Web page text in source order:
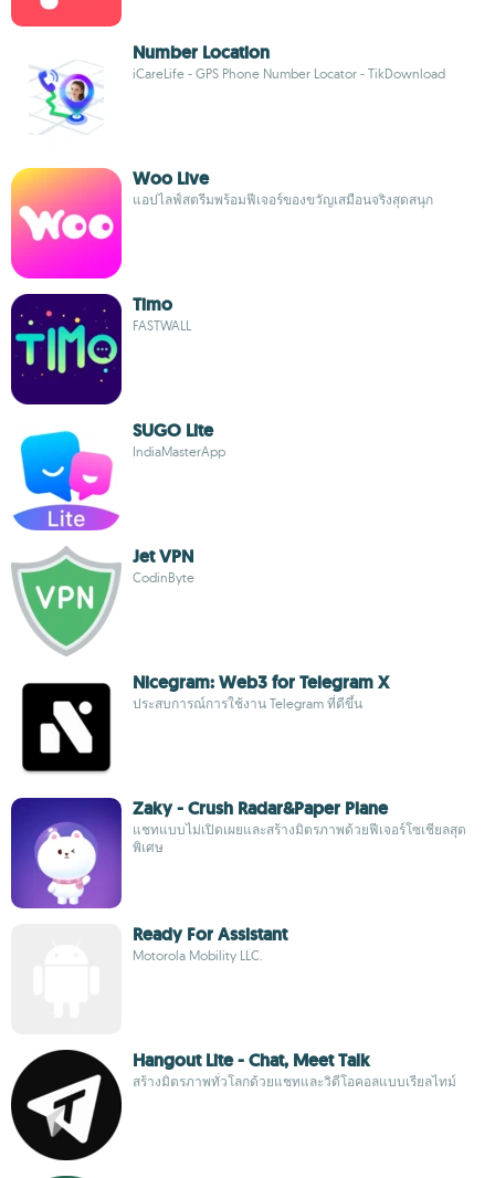
Number Location
iCareLife - GPS Phone Number Locator - TikDownload
Woo Live
แอปไลฟ์สตรีมพร้อมฟีเจอร์ของขวัญเสมือนจริงสุดสนุก
Timo
FASTWALL
SUGO Lite
IndiaMasterApp
Jet VPN
CodinByte
Nicegram: Web3 for Telegram X
ประสบการณ์การใช้งาน Telegram ที่ดีขึ้น
Zaky - Crush Radar&Paper Plane
แชทแบบไม่เปิดเผยและสร้างมิตรภาพด้วยฟีเจอร์โซเชียลสุด
พิเศษ
Ready For Assistant
Motorola Mobility LLC.
Hangout Lite - Chat, Meet Talk
สร้างมิตรภาพทั่วโลกด้วยแชทและวิดีโอคอลแบบเรียลไทม์